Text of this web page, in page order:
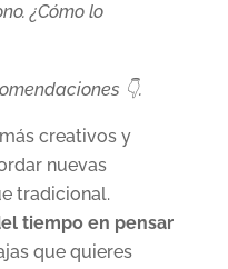
¿Cómo lo
👇.
creativos y
nuevas
tradicional.
tiempo en pensar
que quieres